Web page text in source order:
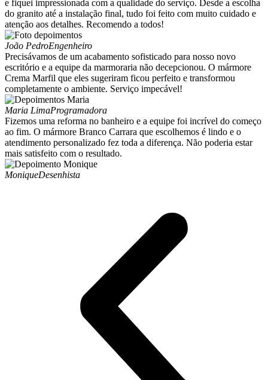
e fiquei impressionada com a qualidade do serviço. Desde a escolha
do granito até a instalação final, tudo foi feito com muito cuidado e
atenção aos detalhes. Recomendo a todos!
João PedroEngenheiro
Precisávamos de um acabamento sofisticado para nosso novo
escritório e a equipe da marmoraria não decepcionou. O mármore
Crema Marfil que eles sugeriram ficou perfeito e transformou
completamente o ambiente. Serviço impecável!
Maria LimaProgramadora
Fizemos uma reforma no banheiro e a equipe foi incrível do começo
ao fim. O mármore Branco Carrara que escolhemos é lindo e o
atendimento personalizado fez toda a diferença. Não poderia estar
mais satisfeito com o resultado.
MoniqueDesenhista